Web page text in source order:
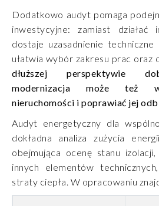
Dodatkowo audyt pomaga
inwestycyjne: zamiast działać
dostaje uzasadnienie
ułatwia wybór zakresu prac oraz
dłuższej perspektywie
modernizacja może też
nieruchomości i poprawiać jej
Audyt energetyczny dla
dokładna analiza zużycia
obejmująca ocenę stanu
innych elementów
straty ciepła. W opracowaniu